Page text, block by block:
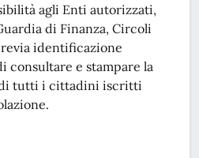
agli Enti autorizzati,
di Finanza, Circoli
identificazione
consultare e stampare la
tutti i cittadini iscritti